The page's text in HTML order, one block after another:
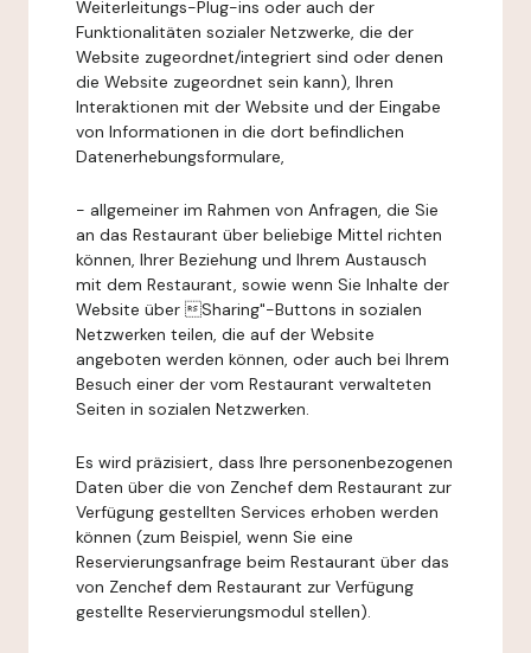
Weiterleitungs-Plug-ins oder auch der
Funktionalitäten sozialer Netzwerke, die der
Website zugeordnet/integriert sind oder denen
die Website zugeordnet sein kann), Ihren
Interaktionen mit der Website und der Eingabe
von Informationen in die dort befindlichen
Datenerhebungsformulare,
- allgemeiner im Rahmen von Anfragen, die Sie
an das Restaurant über beliebige Mittel richten
können, Ihrer Beziehung und Ihrem Austausch
mit dem Restaurant, sowie wenn Sie Inhalte der
Website über Sharing"-Buttons in sozialen
Netzwerken teilen, die auf der Website
angeboten werden können, oder auch bei Ihrem
Besuch einer der vom Restaurant verwalteten
Seiten in sozialen Netzwerken.
Es wird präzisiert, dass Ihre personenbezogenen
Daten über die von Zenchef dem Restaurant zur
Verfügung gestellten Services erhoben werden
können (zum Beispiel, wenn Sie eine
Reservierungsanfrage beim Restaurant über das
von Zenchef dem Restaurant zur Verfügung
gestellte Reservierungsmodul stellen).